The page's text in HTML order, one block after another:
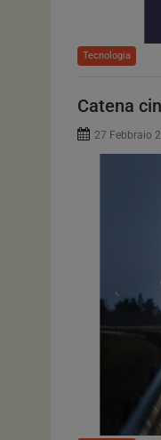
Tecnologia
Catena
27 Febbraio